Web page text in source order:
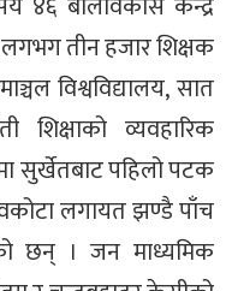
तीन हजार शिक्षक
विश्वविद्यालय, सात
शिक्षाको व्यवहारिक
सुर्खेतबाट पहिलो पटक
लगायत झण्डै पाँच
छन् । जन माध्यमिक